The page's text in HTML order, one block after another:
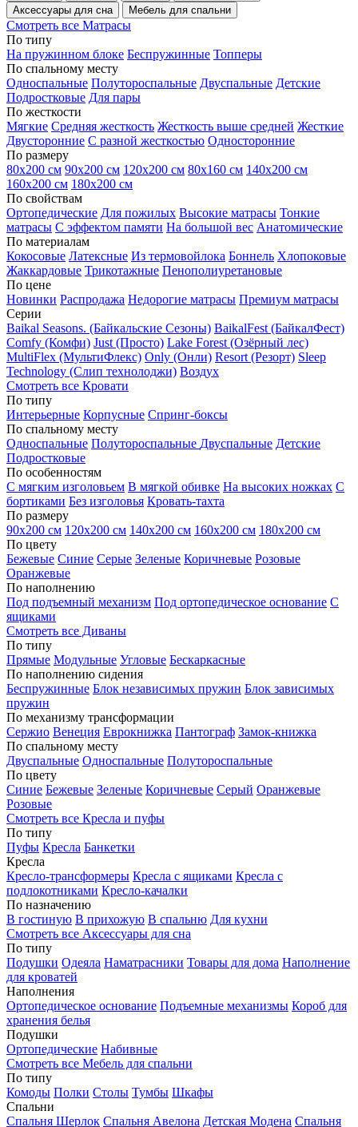
Аксессуары для сна
Мебель для спальни
Смотреть все Матрасы
По типу
На пружинном блоке Беспружинные Топперы
По спальному месту
Односпальные Полутороспальные Двуспальные Детские
Подростковые Для пары
По жесткости
Мягкие Средняя жесткость Жесткость выше средней Жесткие
Двусторонние С разной жесткостью Односторонние
По размеру
80х200 см 90х200 см 120х200 см 80х160 см 140х200 см
160х200 см 180х200 см
По свойствам
Ортопедические Для пожилых Высокие матрасы Тонкие
матрасы С эффектом памяти На большой вес Анатомические
По материалам
Кокосовые Латексные Из термовойлока Боннель Хлопоковые
Жаккардовые Трикотажные Пенополиуретановые
По цене
Новинки Распродажа Недорогие матрасы Премиум матрасы
Серии
Baikal Seasons. (Байкальские Сезоны) BaikalFest (БайкалФест)
Comfy (Комфи) Just (Просто) Lake Forest (Озёрный лес)
MultiFlex (МультиФлекс) Only (Онли) Resort (Резорт) Sleep
Technology (Слип технолоджи) Воздух
Смотреть все Кровати
По типу
Интерьерные Корпусные Спринг-боксы
По спальному месту
Односпальные Полутороспальные Двуспальные Детские
Подростковые
По особенностям
С мягким изголовьем В мягкой обивке На высоких ножках С
бортиками Без изголовья Кровать-тахта
По размеру
90х200 см 120х200 см 140х200 см 160х200 см 180х200 см
По цвету
Бежевые Синие Серые Зеленые Коричневые Розовые
Оранжевые
По наполнению
Под подъемный механизм Под ортопедическое основание С
ящиками
Смотреть все Диваны
По типу
Прямые Модульные Угловые Бескаркасные
По наполнению сидения
Беспружинные Блок независимых пружин Блок зависимых
пружин
По механизму трансформации
Сержио Венеция Еврокнижка Пантограф Замок-книжка
По спальному месту
Двуспальные Односпальные Полутороспальные
По цвету
Синие Бежевые Зеленые Коричневые Серый Оранжевые
Розовые
Смотреть все Кресла и пуфы
По типу
Пуфы Кресла Банкетки
Кресла
Кресло-трансформеры Кресла с ящиками Кресла с
подлокотниками Кресло-качалки
По назначению
В гостиную В прихожую В спальню Для кухни
Смотреть все Аксессуары для сна
По типу
Подушки Одеяла Наматрасники Товары для дома Наполнение
для кроватей
Наполнения
Ортопедическое основание Подъемные механизмы Короб для
хранения белья
Подушки
Ортопедические Набивные
Смотреть все Мебель для спальни
По типу
Комоды Полки Столы Тумбы Шкафы
Спальни
Спальня Шерлок Спальня Авелона Детская Модена Спальня